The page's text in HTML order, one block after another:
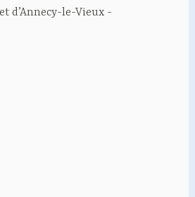
d’Annecy-le-Vieux